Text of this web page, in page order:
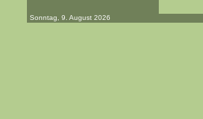
Sonntag, 9. August 2026